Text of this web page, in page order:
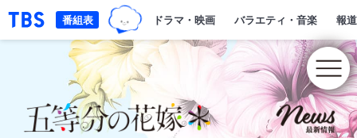
「TBSテレビ｜ときめくときを。」トップページ
TBSグループキャラクター『ワク
ドラマ・映画 バラエティ・音楽 報
番組表